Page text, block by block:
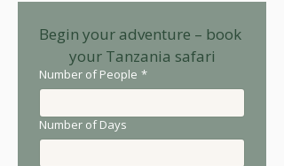
Begin your adventure – book
your Tanzania safari
Number of People *
Number of Days